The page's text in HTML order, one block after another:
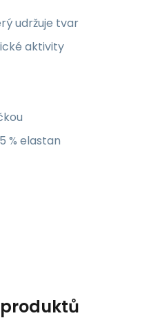
udržuje tvar
aktivity
% elastan